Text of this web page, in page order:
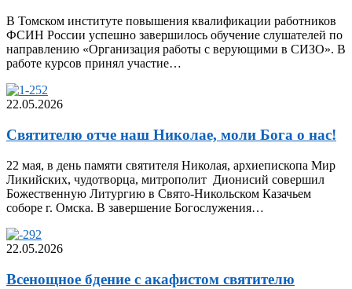
В Томском институте повышения квалификации работников
ФСИН России успешно завершилось обучение слушателей по
направлению «Организация работы с верующими в СИЗО». В
работе курсов принял участие…
22.05.2026
Святителю отче наш Николае, моли Бога о нас!
22 мая, в день памяти святителя Николая, архиепископа Мир
Ликийских, чудотворца, митрополит Дионисий совершил
Божественную Литургию в Свято-Никольском Казачьем
соборе г. Омска. В завершение Богослужения…
22.05.2026
Всенощное бдение с акафистом cвятителю